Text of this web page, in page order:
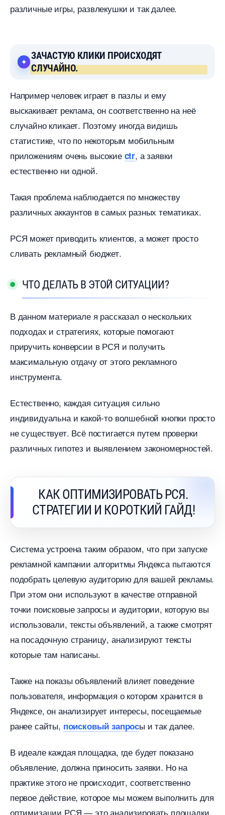
различные игры, развлекушки и так далее.
ЗАЧАСТУЮ КЛИКИ ПРОИСХОДЯТ
СЛУЧАЙНО.
Например человек играет в пазлы и ему
ыскакивает реклама, он соответственно на неё
случайно кликает. Поэтому иногда видишь
статистике, что по некоторым мобильным
приложениям очень высокие ctr, а заявки
естественно ни одной.
Такая проблема наблюдается по множеству
различных аккаунтов в самых разных тематиках.
РСЯ может приводить клиентов, а может просто
сливать рекламный бюджет.
ЧТО ДЕЛАТЬ В ЭТОЙ СИТУАЦИИ?
данном материале я рассказал о нескольких
подходах и стратегиях, которые помогают
приручить конверсии в РСЯ и получить
максимальную отдачу от этого рекламного
инструмента.
Естественно, каждая ситуация сильно
индивидуальна и какой-то волшебной кнопки просто
не существует. Всё постигается путем проверки
различных гипотез и выявлением закономерностей.
КАК ОПТИМИЗИРОВАТЬ РСЯ.
СТРАТЕГИИ И КОРОТКИЙ ГАЙД!
Система устроена таким образом, что при запуске
рекламной кампании алгоритмы Яндекса пытаются
подобрать целевую аудиторию для вашей рекламы.
При этом они используют в качестве отправной
точки поисковые запросы и аудитории, которую вы
использовали, тексты объявлений, а также смотрят
на посадочную страницу, анализируют тексты
которые там написаны.
Также на показы объявлений влияет поведение
пользователя, информация о котором хранится
Яндексе, он анализирует интересы, посещаемые
ранее сайты, поисковый запросы и так далее.
идеале каждая площадка, где будет показано
объявление, должна приносить заявки. Но на
практике этого не происходит, соответственно
первое действие, которое мы можем выполнить для
оптимизации РСЯ — это анализировать площадки